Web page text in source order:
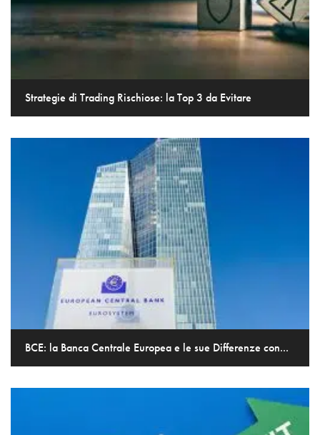
Strategie di Trading Rischiose: la Top 3 da Evitare
BCE: la Banca Centrale Europea e le sue Differenze con...